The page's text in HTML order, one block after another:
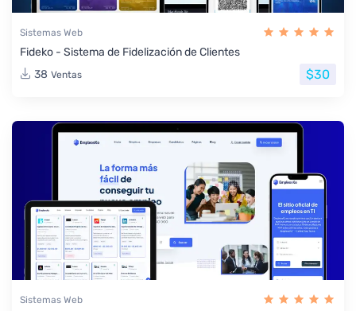
Sistemas Web
Fideko - Sistema de Fidelización de Clientes
38 Ventas $30
Sistemas Web